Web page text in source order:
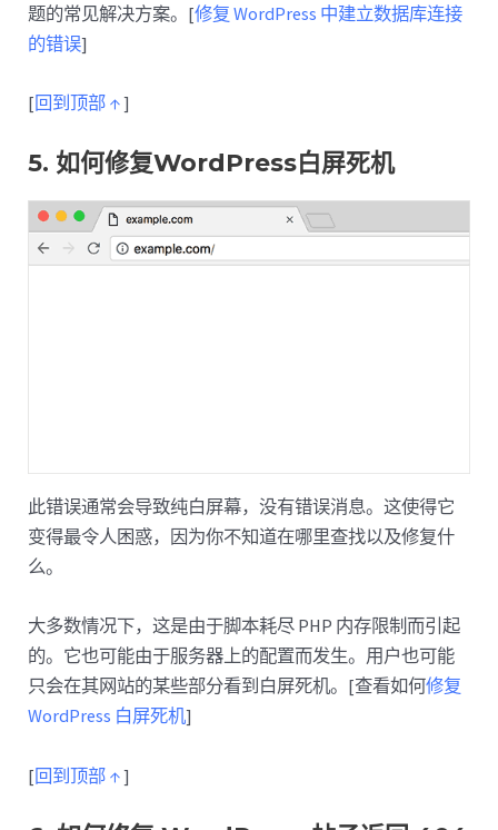
题的常见解决方案。[修复 WordPress 中建立数据库连接
的错误]
[回到顶部 ↑]
5. 如何修复WordPress白屏死机
此错误通常会导致纯白屏幕，没有错误消息。这使得它
变得最令人困惑，因为你不知道在哪里查找以及修复什
么。
大多数情况下，这是由于脚本耗尽 PHP 内存限制而引起
的。它也可能由于服务器上的配置而发生。用户也可能
只会在其网站的某些部分看到白屏死机。[查看如何修复
WordPress 白屏死机]
[回到顶部 ↑]